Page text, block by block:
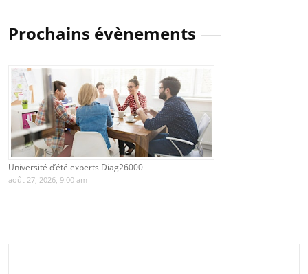
Prochains évènements
Université d’été experts Diag26000
août 27, 2026, 9:00 am